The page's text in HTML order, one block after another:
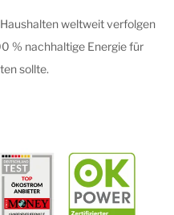
weltweit verfolgen
% nachhaltige Energie für
sollte.